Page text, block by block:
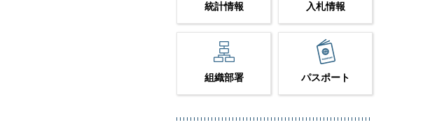
統計情報 入札情報
組織部署 パスポート